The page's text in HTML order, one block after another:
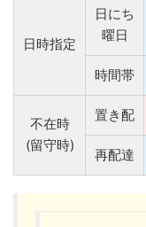
日時指定
日にち
曜日
時間帯
不在時
(留守時)
置き配
再配達